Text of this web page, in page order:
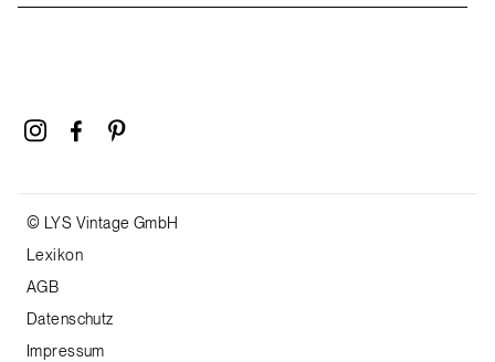
© LYS Vintage GmbH
Lexikon
AGB
Datenschutz
Impressum